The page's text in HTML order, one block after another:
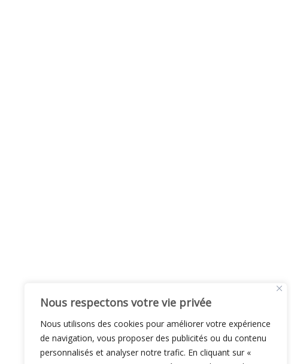
Nous respectons votre vie privée
Nous utilisons des cookies pour améliorer votre expérience
de navigation, vous proposer des publicités ou du contenu
personnalisés et analyser notre trafic. En cliquant sur «